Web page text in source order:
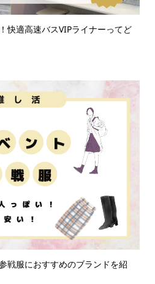
快適高速バスVIPライナーってど
戦服におすすめのブランドを紹